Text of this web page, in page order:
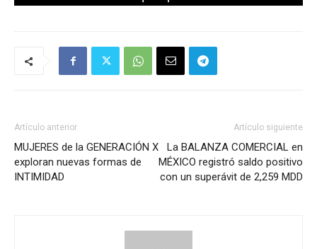
Artículo anterior
MUJERES de la GENERACIÓN X
exploran nuevas formas de
INTIMIDAD
Artículo siguiente
La BALANZA COMERCIAL en
MÉXICO registró saldo positivo
con un superávit de 2,259 MDD